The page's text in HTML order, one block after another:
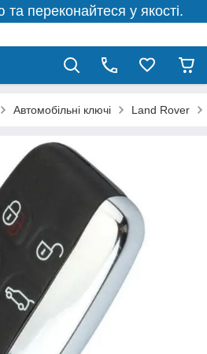
переконайтеся у якості.
Автомобільні ключі Land Rover